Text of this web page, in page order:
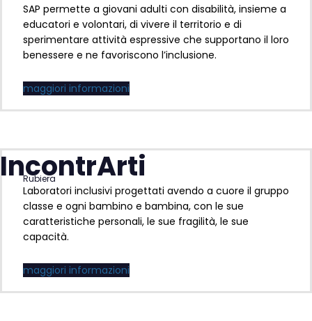
SAP permette a giovani adulti con disabilità, insieme a
educatori e volontari, di vivere il territorio e di
sperimentare attività espressive che supportano il loro
benessere e ne favoriscono l’inclusione.
maggiori informazioni
IncontrArti
Rubiera
Laboratori inclusivi progettati avendo a cuore il gruppo
classe e ogni bambino e bambina, con le sue
caratteristiche personali, le sue fragilità, le sue
capacità.
maggiori informazioni